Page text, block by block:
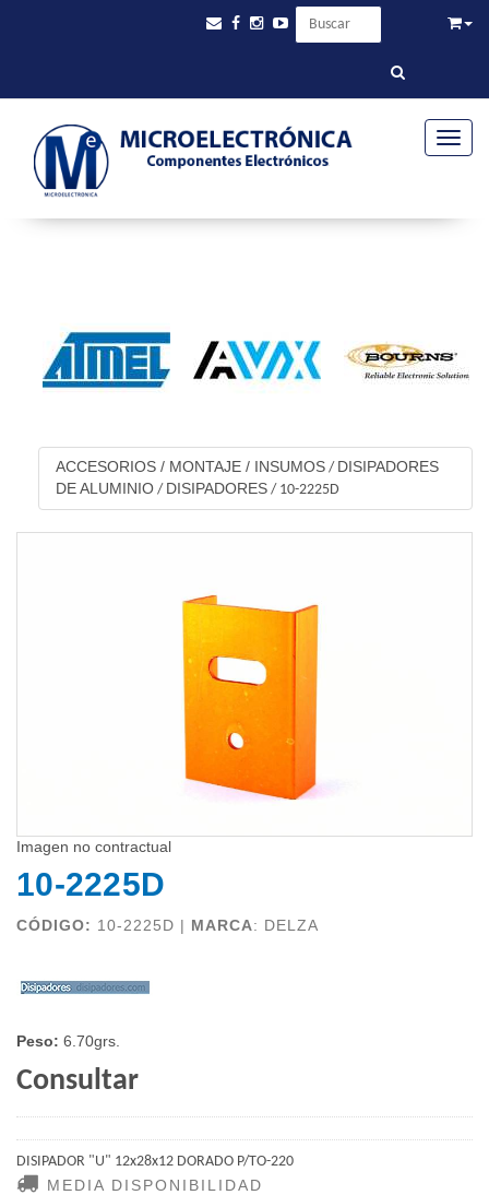
ACCESORIOS / MONTAJE / INSUMOS / DISIPADORES
DE ALUMINIO / DISIPADORES / 10-2225D
Imagen no contractual
10-2225D
CÓDIGO: 10-2225D | MARCA: DELZA
Peso: 6.70grs.
Consultar
DISIPADOR "U" 12x28x12 DORADO P/TO-220
MEDIA DISPONIBILIDAD